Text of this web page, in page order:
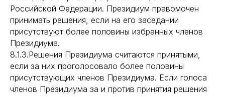
Российской Федерации. Президиум правомочен
принимать решения, если на его заседании
присутствуют более половины избранных членов
Президиума.
8.1.3.Решения Президиума считаются принятыми,
если за них проголосовало более половины
присутствующих членов Президиума. Если голоса
членов Президиума за и против принятия решения